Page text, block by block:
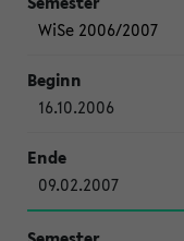
WiSe 2006/2007
16.10.2006
09.02.2007